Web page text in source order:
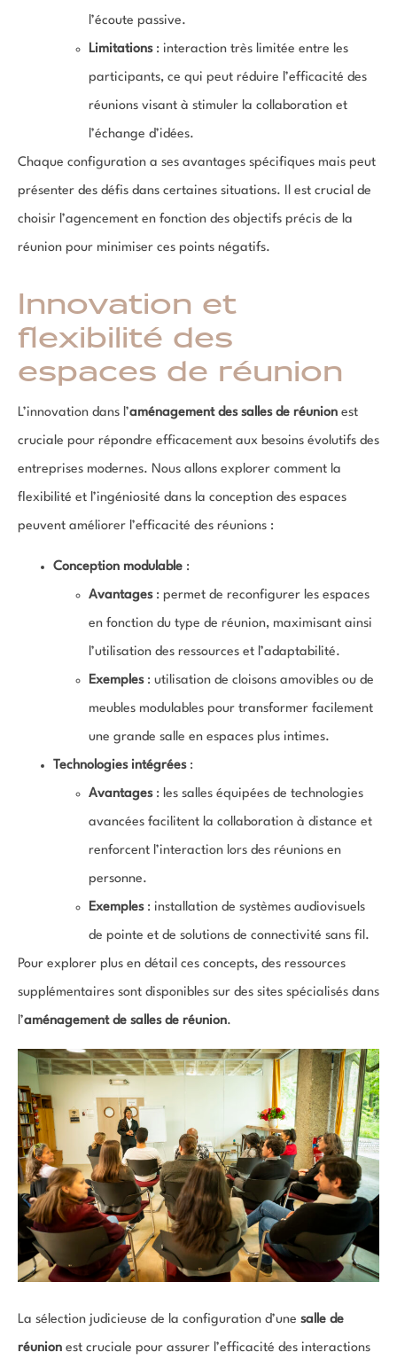
l’écoute passive.
Limitations: interaction très limitée entre les
participants, ce qui peut réduire l’efficacité des
réunions visant à stimuler la collaboration et
l’échange d’idées.
Chaque configuration a ses avantages spécifiques mais peut
présenter des défis dans certaines situations. Il est crucial de
choisir l’agencement en fonction des objectifs précis de la
réunion pour minimiser ces points négatifs.
Innovation et
flexibilité des
espaces de réunion
L’innovation dans l’aménagement des salles de réunion est
cruciale pour répondre efficacement aux besoins évolutifs des
entreprises modernes. Nous allons explorer comment la
flexibilité et l’ingéniosité dans la conception des espaces
peuvent améliorer l’efficacité des réunions :
Conception modulable :
Avantages: permet de reconfigurer les espaces
en fonction du type de réunion, maximisant ainsi
l’utilisation des ressources et l’adaptabilité.
Exemples: utilisation de cloisons amovibles ou de
meubles modulables pour transformer facilement
une grande salle en espaces plus intimes.
Technologies intégrées:
Avantages: les salles équipées de technologies
avancées facilitent la collaboration à distance et
renforcent l’interaction lors des réunions en
personne.
Exemples: installation de systèmes audiovisuels
de pointe et de solutions de connectivité sans fil.
Pour explorer plus en détail ces concepts, des ressources
supplémentaires sont disponibles sur des sites spécialisés dans
l’aménagement de salles de réunion.
La sélection judicieuse de la configuration d’une salle de
réunion est cruciale pour assurer l’efficacité des interactions